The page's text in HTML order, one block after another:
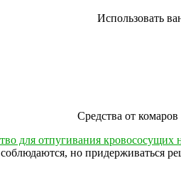
Использовать
Средства от
для отпугивания кровососущих
но придерживаться